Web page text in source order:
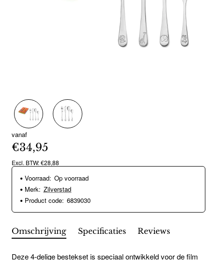
vanaf
€34,95
Excl. BTW: €28,88
Voorraad: Op voorraad
Merk: Zilverstad
Product code: 6839030
Omschrijving Specificaties Reviews
Deze 4-delige bestekset is speciaal ontwikkeld voor de film